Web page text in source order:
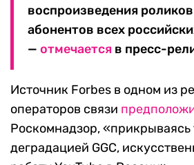
воспроизведения роликов
абонентов всех
— отмечается в пресс-
Источник Forbes в одном из
операторов связи
Роскомнадзор, «прикрываясь
деградацией GGC,